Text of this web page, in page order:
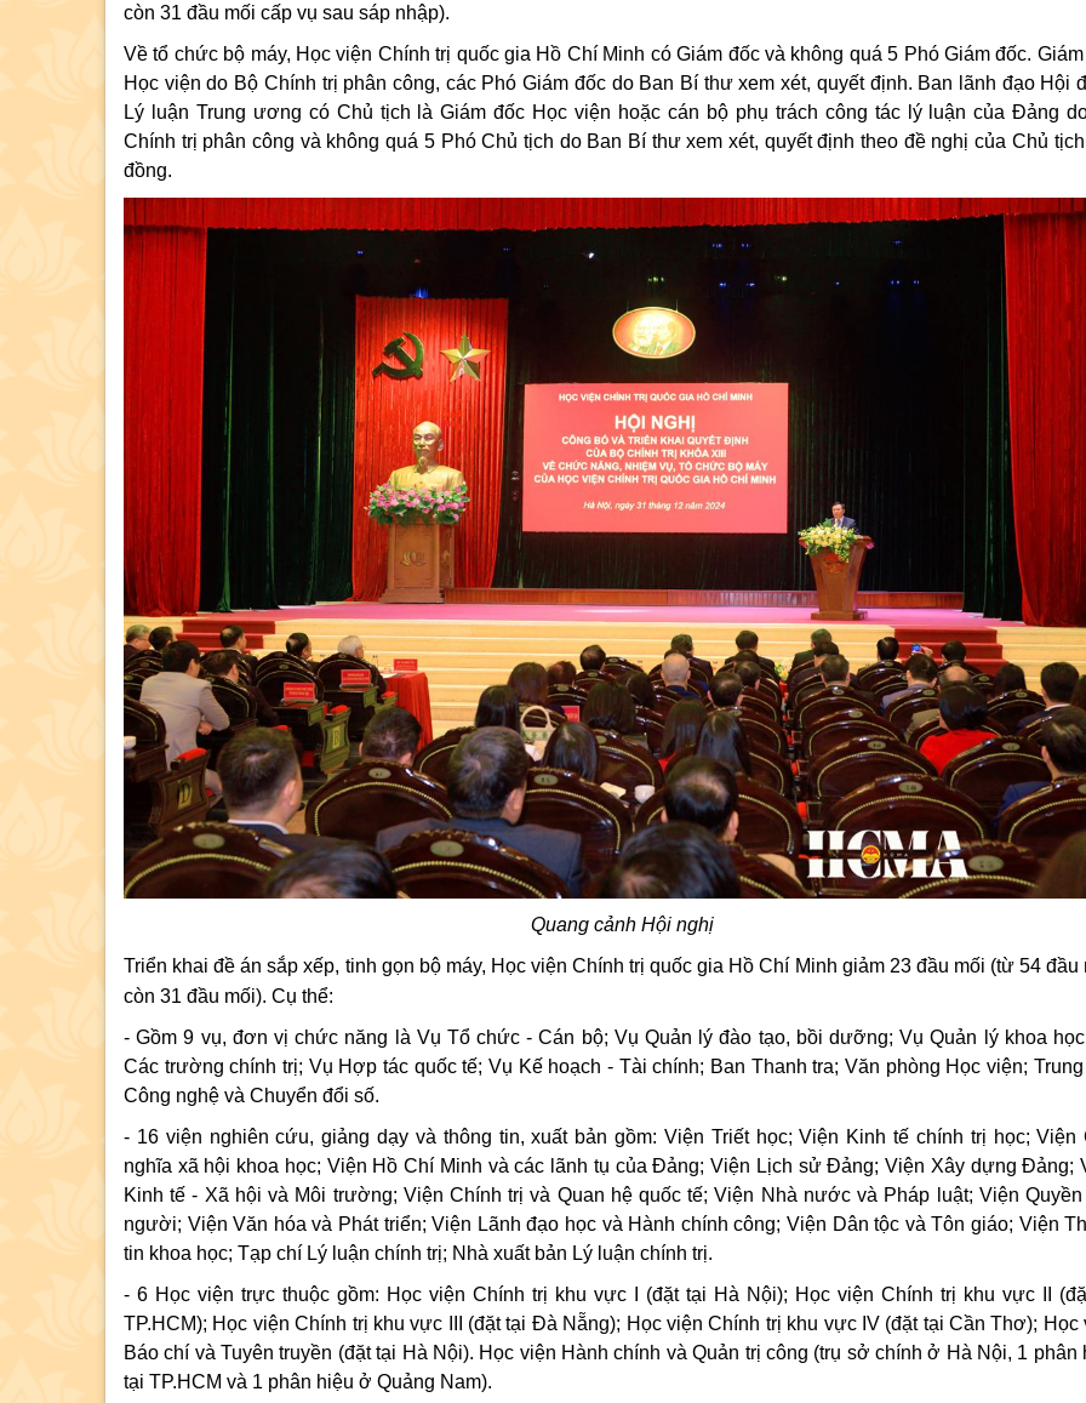
còn 31 đầu mối cấp vụ sau sáp nhập).
Về tổ chức bộ máy, Học viện Chính trị quốc gia Hồ Chí Minh có Giám đốc và không quá 5 Phó Giám đốc.
Học viện do Bộ Chính trị phân công, các Phó Giám đốc do Ban Bí thư xem xét, quyết định. Ban lãnh đạo Hội
Lý luận Trung ương có Chủ tịch là Giám đốc Học viện hoặc cán bộ phụ trách công tác lý luận của Đảng
Chính trị phân công và không quá 5 Phó Chủ tịch do Ban Bí thư xem xét, quyết định theo đề nghị của Chủ
đồng.
Quang cảnh Hội nghị
Triển khai đề án sắp xếp, tinh gọn bộ máy, Học viện Chính trị quốc gia Hồ Chí Minh giảm 23 đầu mối (từ 54 đầu
còn 31 đầu mối). Cụ thể:
- Gồm 9 vụ, đơn vị chức năng là Vụ Tổ chức - Cán bộ; Vụ Quản lý đào tạo, bồi dưỡng; Vụ Quản lý khoa
Các trường chính trị; Vụ Hợp tác quốc tế; Vụ Kế hoạch - Tài chính; Ban Thanh tra; Văn phòng Học viện; Trung
Công nghệ và Chuyển đổi số.
- 16 viện nghiên cứu, giảng dạy và thông tin, xuất bản gồm: Viện Triết học; Viện Kinh tế chính trị học; Viện
nghĩa xã hội khoa học; Viện Hồ Chí Minh và các lãnh tụ của Đảng; Viện Lịch sử Đảng; Viện Xây dựng Đảng;
Kinh tế - Xã hội và Môi trường; Viện Chính trị và Quan hệ quốc tế; Viện Nhà nước và Pháp luật; Viện Quyền
người; Viện Văn hóa và Phát triển; Viện Lãnh đạo học và Hành chính công; Viện Dân tộc và Tôn giáo; Viện
tin khoa học; Tạp chí Lý luận chính trị; Nhà xuất bản Lý luận chính trị.
- 6 Học viện trực thuộc gồm: Học viện Chính trị khu vực I (đặt tại Hà Nội); Học viện Chính trị khu vực II
TP.HCM); Học viện Chính trị khu vực III (đặt tại Đà Nẵng); Học viện Chính trị khu vực IV (đặt tại Cần Thơ); Học
Báo chí và Tuyên truyền (đặt tại Hà Nội). Học viện Hành chính và Quản trị công (trụ sở chính ở Hà Nội, 1 phân
tại TP.HCM và 1 phân hiệu ở Quảng Nam).